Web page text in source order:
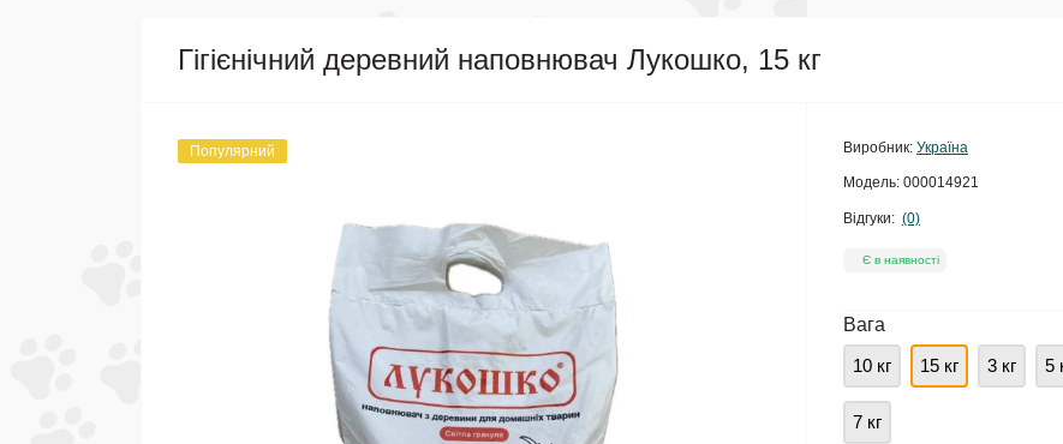
Гігієнічний деревний наповнювач Лукошко, 15 кг
Популярний Виробник: Україна
Модель: 000014921
Відгуки: (0)
Є в наявності
Вага
10 кг
15 кг 3 кг 5
7 кг